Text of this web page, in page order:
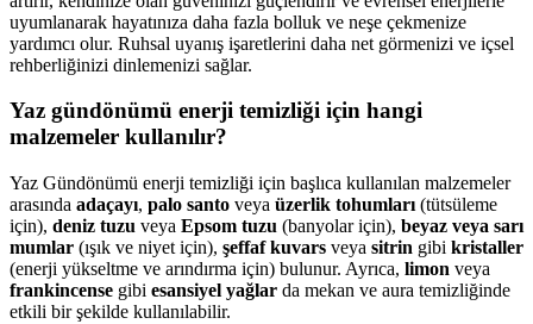
uyumlanarak hayatınıza daha fazla bolluk ve neşe çekmenize
yardımcı olur. Ruhsal uyanış işaretlerini daha net görmenizi ve içsel
rehberliğinizi dinlemenizi sağlar.
Yaz gündönümü enerji temizliği için hangi
malzemeler kullanılır?
Yaz Gündönümü enerji temizliği için başlıca kullanılan malzemeler
arasında adaçayı, palo santo veya üzerlik tohumları (tütsüleme
için), deniz tuzu veya Epsom tuzu (banyolar için), beyaz veya sarı
mumlar (ışık ve niyet için), şeffaf kuvars veya sitrin gibi kristaller
(enerji yükseltme ve arındırma için) bulunur. Ayrıca, limon veya
frankincense gibi esansiyel yağlar da mekan ve aura temizliğinde
etkili bir şekilde kullanılabilir.